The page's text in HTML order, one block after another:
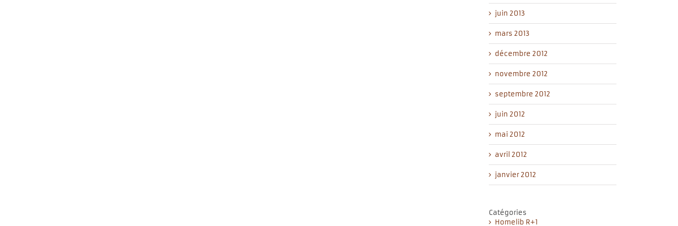
juin 2013
mars 2013
décembre 2012
novembre 2012
septembre 2012
juin 2012
mai 2012
avril 2012
janvier 2012
Catégories
Homelib R+1